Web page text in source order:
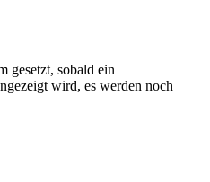
gesetzt, sobald ein
wird, es werden noch